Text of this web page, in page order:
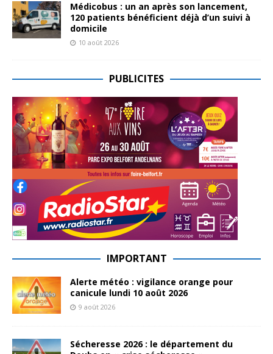
Médicobus : un an après son lancement,
120 patients bénéficient déjà d’un suivi à
domicile
10 août 2026
PUBLICITES
IMPORTANT
Alerte météo : vigilance orange pour
canicule lundi 10 août 2026
9 août 2026
Sécheresse 2026 : le département du